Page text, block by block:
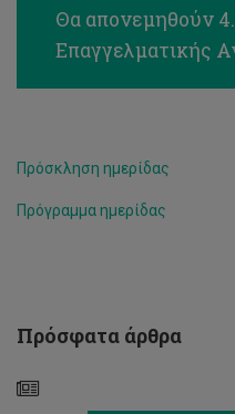
Θα απονεμηθούν
Επαγγελματικής
Πρόσκληση ημερίδας
Πρόγραμμα ημερίδας
Πρόσφατα άρθρα
ΤΠΚ
τιμά
με
των
Ελληνικών
αιτήσεις
για